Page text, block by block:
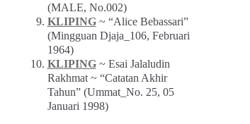
(MALE, No.002)
KLIPING~ “Alice Bebassari”
(Mingguan Djaja_106, Februari
1964)
KLIPING~ Esai Jalaludin
Rakhmat ~ “Catatan Akhir
Tahun” (Ummat_No. 25, 05
Januari 1998)